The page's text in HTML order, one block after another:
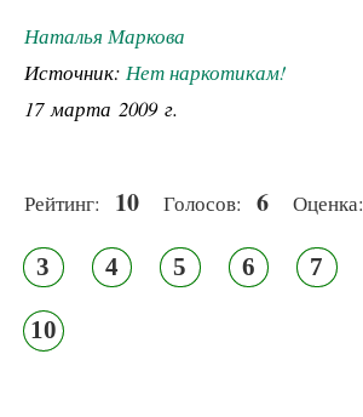
Наталья Маркова
Источник: Нет наркотикам!
17 марта 2009 г.
Рейтинг: 10 Голосов: 6 Оценка:
3 4 5 6 7
10